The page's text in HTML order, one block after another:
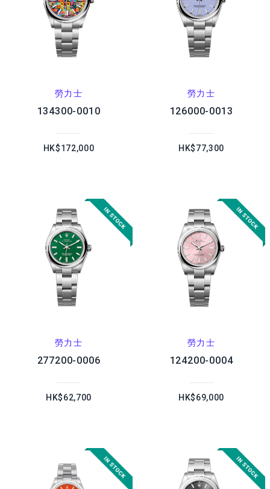
勞力士
134300-0010
HK$172,000
勞力士
126000-0013
HK$77,300
勞力士
277200-0006
HK$62,700
勞力士
124200-0004
HK$69,000